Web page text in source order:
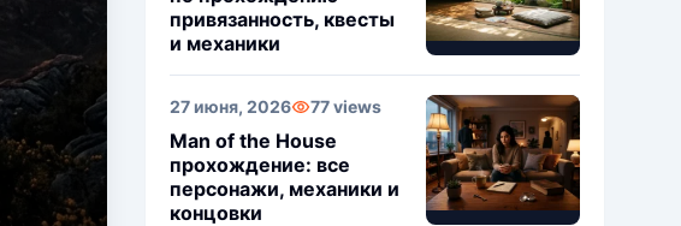
привязанность, квесты
и механики
27 июня, 2026 77 views
Man of the House
прохождение: все
персонажи, механики и
концовки